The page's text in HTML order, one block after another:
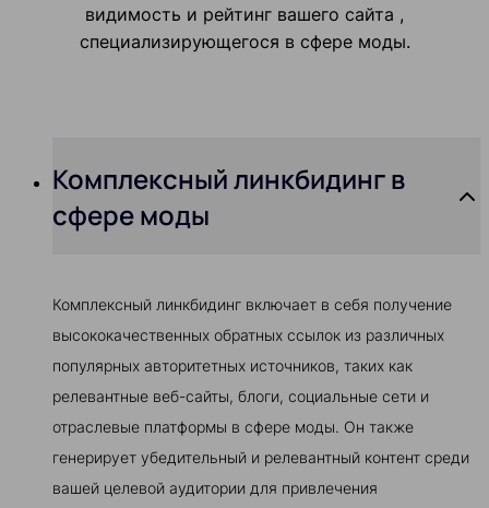
видимость и рейтинг вашего сайта ,
специализирующегося в сфере моды.
Комплексный линкбидинг в
сфере моды
Комплексный линкбидинг включает в себя получение
высококачественных обратных ссылок из различных
популярных авторитетных источников, таких как
релевантные веб-сайты, блоги, социальные сети и
отраслевые платформы в сфере моды. Он также
генерирует убедительный и релевантный контент среди
вашей целевой аудитории для привлечения